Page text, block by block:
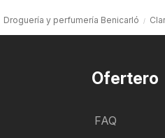
Droguería y perfumería Benicarló
Ofertero
FAQ